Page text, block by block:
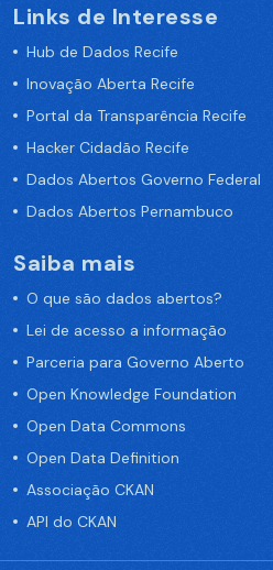
Links de Interesse
Hub de Dados Recife
Inovação Aberta Recife
Portal da Transparência Recife
Hacker Cidadão Recife
Dados Abertos Governo Federal
Dados Abertos Pernambuco
Saiba mais
O que são dados abertos?
Lei de acesso a informação
Parceria para Governo Aberto
Open Knowledge Foundation
Open Data Commons
Open Data Definition
Associação CKAN
API do CKAN